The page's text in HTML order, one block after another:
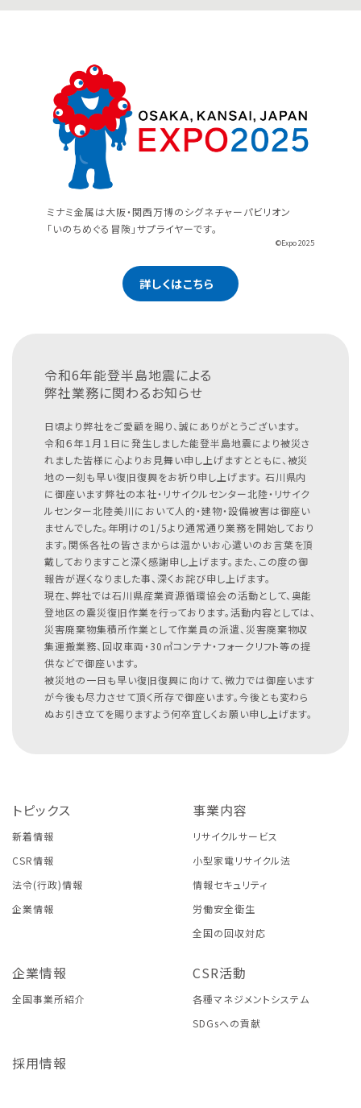
ミナミ金属は大阪・関西万博のシグネチャーパビリオン
「いのちめぐる冒険」サプライヤーです。
©Expo 2025
詳しくはこちら
令和6年能登半島地震による
弊社業務に関わるお知らせ
日頃より弊社をご愛顧を賜り、誠にありがとうございます。
令和６年１月１日に発生しました能登半島地震により被災さ
れました皆様に心よりお見舞い申し上げますとともに、被災
地の一刻も早い復旧復興をお祈り申し上げます。 石川県内
に御座います弊社の本社・リサイクルセンター北陸・リサイク
ルセンター北陸美川において人的・建物・設備被害は御座い
ませんでした。年明けの1/5より通常通り業務を開始しており
ます。関係各社の皆さまからは温かいお心遣いのお言葉を頂
戴しておりますこと深く感謝申し上げます。また、この度の御
報告が遅くなりました事、深くお詫び申し上げます。
現在、弊社では石川県産業資源循環協会の活動として、奥能
登地区の震災復旧作業を行っております。活動内容としては、
災害廃棄物集積所作業として作業員の派遣、災害廃棄物収
集運搬業務、回収車両・30㎥コンテナ・フォークリフト等の提
供などで御座います。
被災地の一日も早い復旧復興に向けて、微力では御座います
が今後も尽力させて頂く所存で御座います。今後とも変わら
ぬお引き立てを賜りますよう何卒宜しくお願い申し上げます。
トピックス
新着情報
CSR情報
法令(行政)情報
企業情報
事業内容
リサイクルサービス
小型家電リサイクル法
情報セキュリティ
労働安全衛生
全国の回収対応
企業情報
全国事業所紹介
CSR活動
各種マネジメントシステム
SDGsへの貢献
採用情報